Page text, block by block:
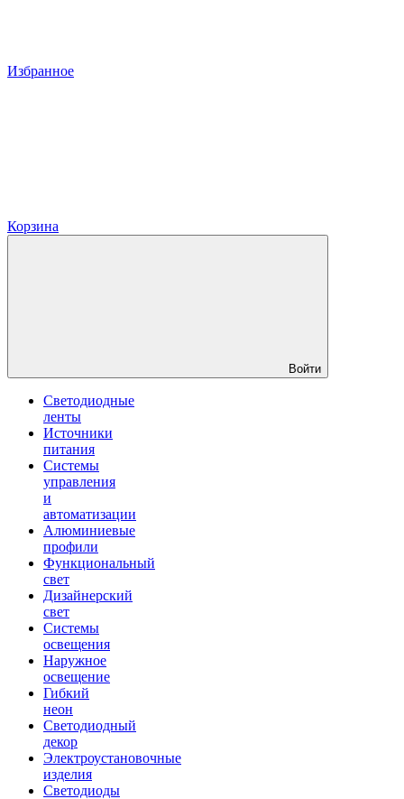
Избранное
Корзина
Войти
Светодиодные
ленты
Источники
питания
Системы
управления
и
автоматизации
Алюминиевые
профили
Функциональный
свет
Дизайнерский
свет
Системы
освещения
Наружное
освещение
Гибкий
неон
Светодиодный
декор
Электроустановочные
изделия
Светодиоды